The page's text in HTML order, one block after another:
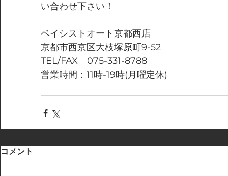
い合わせ下さい！
ベイシストオート京都西店
京都市西京区大枝塚原町9-52
TEL/FAX　075-331-8788
営業時間：11時-19時(月曜定休)
コメント